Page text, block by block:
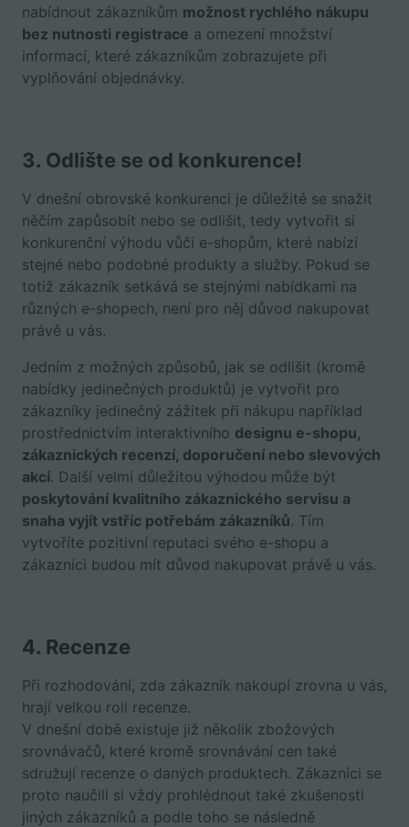
nabídnout zákazníkům možnost rychlého nákupu
bez nutnosti registrace a omezení množství
informací, které zákazníkům zobrazujete při
vyplňování objednávky.
3. Odlište se od konkurence!
V dnešní obrovské konkurenci je důležité se snažit
něčím zapůsobit nebo se odlišit, tedy vytvořit si
konkurenční výhodu vůči e-shopům, které nabízí
stejné nebo podobné produkty a služby. Pokud se
totiž zákazník setkává se stejnými nabídkami na
různých e-shopech, není pro něj důvod nakupovat
právě u vás.
Jedním z možných způsobů, jak se odlišit (kromě
nabídky jedinečných produktů) je vytvořit pro
zákazníky jedinečný zážitek při nákupu například
prostřednictvím interaktivního designu e-shopu,
zákaznických recenzí, doporučení nebo slevových
akcí. Další velmi důležitou výhodou může být
poskytování kvalitního zákaznického servisu a
snaha vyjít vstříc potřebám zákazníků. Tím
vytvoříte pozitivní reputaci svého e-shopu a
zákazníci budou mít důvod nakupovat právě u vás.
4. Recenze
Při rozhodování, zda zákazník nakoupí zrovna u vás,
hrají velkou roli recenze.
V dnešní době existuje již několik zbožových
srovnávačů, které kromě srovnávání cen také
sdružují recenze o daných produktech. Zákazníci se
proto naučili si vždy prohlédnout také zkušenosti
jiných zákazníků a podle toho se následně